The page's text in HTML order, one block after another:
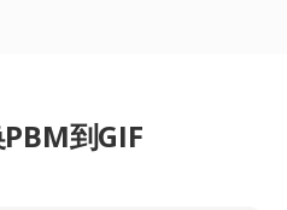
到GIF